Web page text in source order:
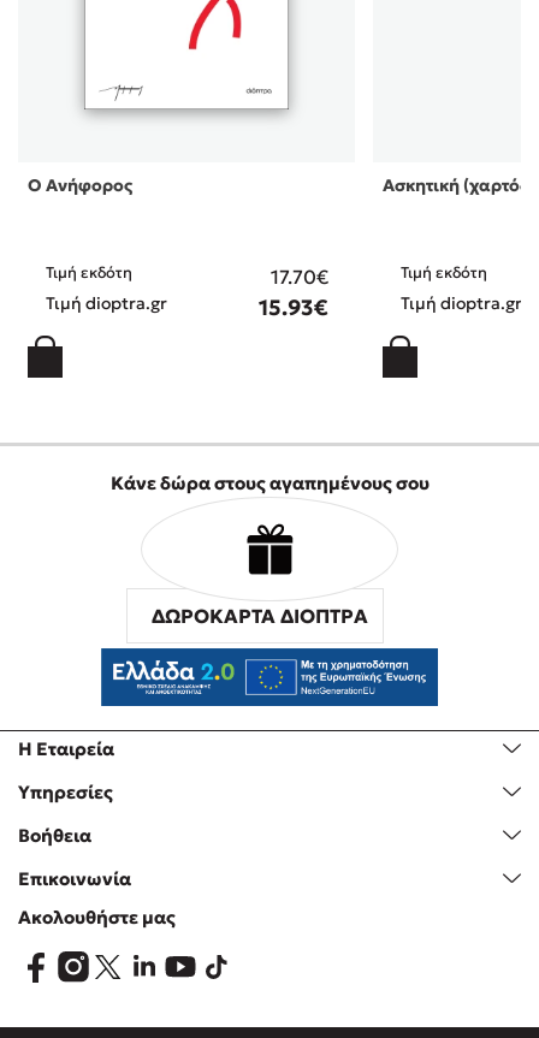
Ο Ανήφορος
Τιμή εκδότη 17.70€
Τιμή dioptra.gr 15.93€
Ασκητική
Τιμή εκδότη
Τιμή dioptra.gr
Η Εταιρεία
Υπηρεσίες
Βοήθεια
Επικοινωνία
Κάνε δώρα στους αγαπημένους σου
ΔΩΡΟΚΑΡΤΑ ΔΙΟΠΤΡΑ
Ακολουθήστε μας